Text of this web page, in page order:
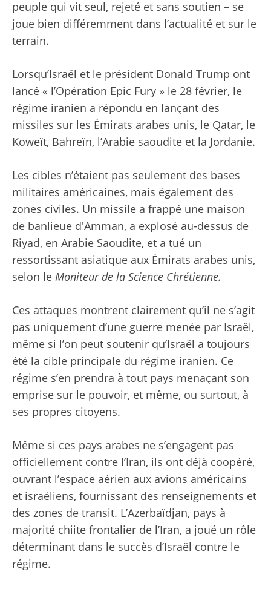
peuple qui vit seul, rejeté et sans soutien – se
joue bien différemment dans l’actualité et sur le
terrain.
Lorsqu’Israël et le président Donald Trump ont
lancé « l’Opération Epic Fury » le 28 février, le
régime iranien a répondu en lançant des
missiles sur les Émirats arabes unis, le Qatar, le
Koweït, Bahreïn, l’Arabie saoudite et la Jordanie.
Les cibles n’étaient pas seulement des bases
militaires américaines, mais également des
zones civiles. Un missile a frappé une maison
de banlieue d'Amman, a explosé au-dessus de
Riyad, en Arabie Saoudite, et a tué un
ressortissant asiatique aux Émirats arabes unis,
selon le Moniteur de la Science Chrétienne.
Ces attaques montrent clairement qu’il ne s’agit
pas uniquement d’une guerre menée par Israël,
même si l’on peut soutenir qu’Israël a toujours
été la cible principale du régime iranien. Ce
régime s’en prendra à tout pays menaçant son
emprise sur le pouvoir, et même, ou surtout, à
ses propres citoyens.
Même si ces pays arabes ne s’engagent pas
officiellement contre l’Iran, ils ont déjà coopéré,
ouvrant l’espace aérien aux avions américains
et israéliens, fournissant des renseignements et
des zones de transit. L’Azerbaïdjan, pays à
majorité chiite frontalier de l’Iran, a joué un rôle
déterminant dans le succès d’Israël contre le
régime.